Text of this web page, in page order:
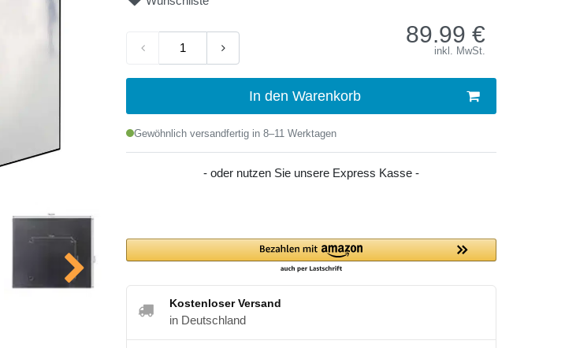
89.99 €
inkl. MwSt.
In den Warenkorb
Gewöhnlich versandfertig in 8–11 Werktagen
- oder nutzen Sie unsere Express Kasse -
Kostenloser Versand
in Deutschland